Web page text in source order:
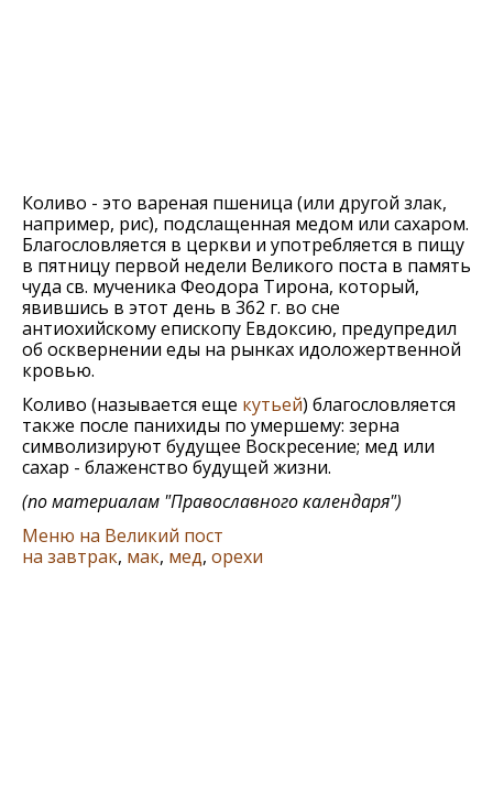
Коливо - это вареная пшеница (или другой злак,
например, рис), подслащенная медом или сахаром.
Благословляется в церкви и употребляется в пищу
в пятницу первой недели Великого поста в память
чуда св. мученика Феодора Тирона, который,
явившись в этот день в 362 г. во сне
антиохийскому епископу Евдоксию, предупредил
об осквернении еды на рынках идоложертвенной
кровью.
Коливо (называется еще кутьей) благословляется
также после панихиды по умершему: зерна
символизируют будущее Воскресение; мед или
сахар - блаженство будущей жизни.
(по материалам "Православного календаря")
Меню на Великий пост
на завтрак, мак, мед, орехи